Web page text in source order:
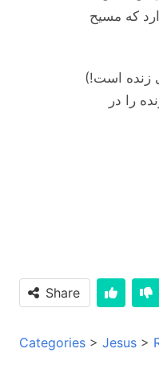
که مسیح
زنده است!)
را در
Share
Categories > Jesus >